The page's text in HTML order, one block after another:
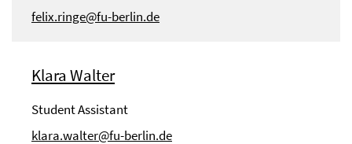
felix.ringe@fu-berlin.de
Klara Walter
Student Assistant
klara.walter@fu-berlin.de